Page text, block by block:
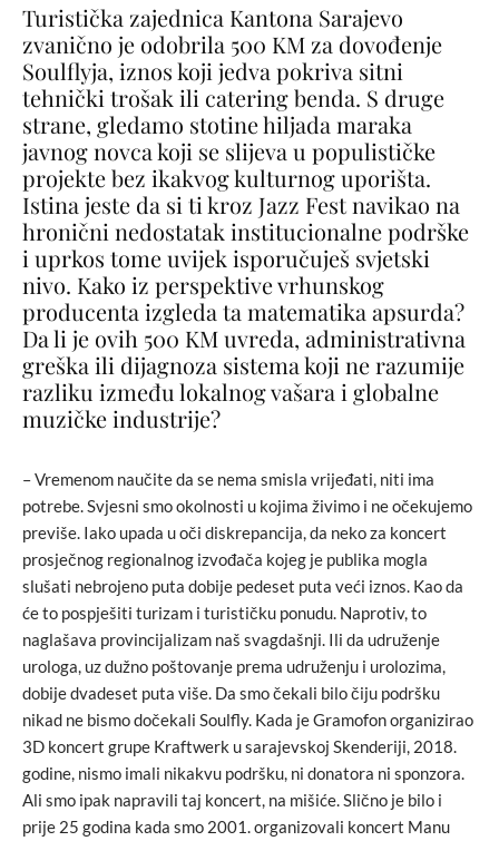
Turistička zajednica Kantona Sarajevo
zvanično je odobrila 500 KM za dovođenje
Soulflyja, iznos koji jedva pokriva sitni
tehnički trošak ili catering benda. S druge
strane, gledamo stotine hiljada maraka
javnog novca koji se slijeva u populističke
projekte bez ikakvog kulturnog uporišta.
Istina jeste da si ti kroz Jazz Fest navikao na
hronični nedostatak institucionalne podrške
i uprkos tome uvijek isporučuješ svjetski
nivo. Kako iz perspektive vrhunskog
producenta izgleda ta matematika apsurda?
Da li je ovih 500 KM uvreda, administrativna
greška ili dijagnoza sistema koji ne razumije
razliku između lokalnog vašara i globalne
muzičke industrije?
– Vremenom naučite da se nema smisla vrijeđati, niti ima
potrebe. Svjesni smo okolnosti u kojima živimo i ne očekujemo
previše. Iako upada u oči diskrepancija, da neko za koncert
prosječnog regionalnog izvođača kojeg je publika mogla
slušati nebrojeno puta dobije pedeset puta veći iznos. Kao da
će to pospješiti turizam i turističku ponudu. Naprotiv, to
naglašava provincijalizam naš svagdašnji. Ili da udruženje
urologa, uz dužno poštovanje prema udruženju i urolozima,
dobije dvadeset puta više. Da smo čekali bilo čiju podršku
nikad ne bismo dočekali Soulfly. Kada je Gramofon organizirao
3D koncert grupe Kraftwerk u sarajevskoj Skenderiji, 2018.
godine, nismo imali nikakvu podršku, ni donatora ni sponzora.
Ali smo ipak napravili taj koncert, na mišiće. Slično je bilo i
prije 25 godina kada smo 2001. organizovali koncert Manu